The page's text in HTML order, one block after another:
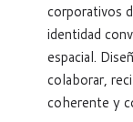
corporativos
identidad
espacial.
colaborar,
coherente y